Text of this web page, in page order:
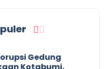
Gedung
Kotabumi,